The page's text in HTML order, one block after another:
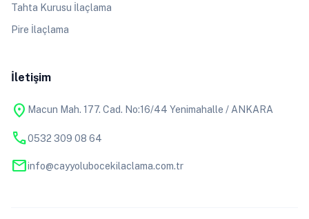
Tahta Kurusu İlaçlama
Pire İlaçlama
İletişim
location_on Macun Mah. 177. Cad. No:16/44 Yenimahalle / ANKARA
phone0532 309 08 64
mailinfo@cayyolubocekilaclama.com.tr